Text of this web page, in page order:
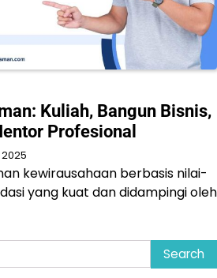
Kuliah, Bangun Bisnis,
Profesional
kewirausahaan berbasis nilai-
yang kuat dan didampingi oleh